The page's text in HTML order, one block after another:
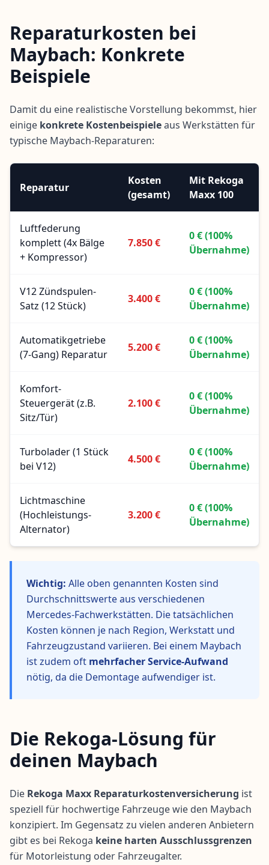
Reparaturkosten bei
Maybach: Konkrete
Beispiele
Damit du eine realistische Vorstellung bekommst, hier
einige konkrete Kostenbeispieleaus Werkstätten für
typische Maybach-Reparaturen:
Reparatur
Kosten
(gesamt)
Mit Rekoga
Maxx 100
Luftfederung
komplett (4x Bälge
+ Kompressor)
7.850 €
0 € (100%
Übernahme)
V12 Zündspulen-
Satz (12 Stück)
3.400 €
0 € (100%
Übernahme)
Automatikgetriebe
(7-Gang) Reparatur
5.200 €
0 € (100%
Übernahme)
Komfort-
Steuergerät (z.B.
Sitz/Tür)
2.100 €
0 € (100%
Übernahme)
Turbolader (1 Stück
bei V12)
4.500 €
0 € (100%
Übernahme)
Lichtmaschine
(Hochleistungs-
Alternator)
3.200 €
0 € (100%
Übernahme)
Wichtig: Alle oben genannten Kosten sind
Durchschnittswerte aus verschiedenen
Mercedes-Fachwerkstätten. Die tatsächlichen
Kosten können je nach Region, Werkstatt und
Fahrzeugzustand variieren. Bei einem Maybach
ist zudem oft mehrfacher Service-Aufwand
nötig, da die Demontage aufwendiger ist.
Die Rekoga-Lösung für
deinen Maybach
Die Rekoga Maxx Reparaturkostenversicherung ist
speziell für hochwertige Fahrzeuge wie den Maybach
konzipiert. Im Gegensatz zu vielen anderen Anbietern
gibt es bei Rekoga keine harten Ausschlussgrenzen
für Motorleistung oder Fahrzeugalter.